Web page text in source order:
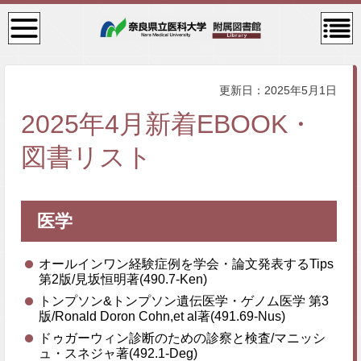
検
索・
メニ
コン
テン
ニュ
更新日：2025年5月1日
2025年4月新着EBOOK・
図書リスト
医学
オールインワン経験症例を学会・論文発表するTips
第2版/見坂恒明著(490.7-Ken)
トンプソン&トンプソン遺伝医学・ゲノム医学 第3
版/Ronald Doron Cohn,et al著(491.69-Nus)
ドゥガーウィン診断のための診察と検査/マニッシ
ュ・スネジャ著(492.1-Deg)